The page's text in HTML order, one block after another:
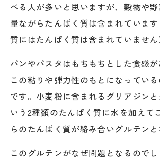
べる人が多いと思いますが、穀物や
量ながらたんぱく質は含まれていま
質にはたんぱく質は含まれていません
パンやパスタはもちもちとした食感が
この粘りや弾力性のもとになってい
です。小麦粉に含まれるグリアジン
いう2種類のたんぱく質に水を加えて
らのたんぱく質が絡み合いグルテンと
このグルテンがなぜ問題となるのでし